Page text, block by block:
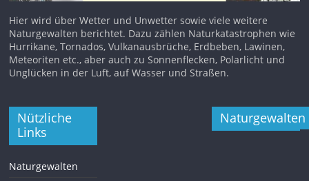
Hier wird über Wetter und Unwetter sowie viele weitere
Naturgewalten berichtet. Dazu zählen Naturkatastrophen wie
Hurrikane, Tornados, Vulkanausbrüche, Erdbeben, Lawinen,
Meteoriten etc., aber auch zu Sonnenflecken, Polarlicht und
Unglücken in der Luft, auf Wasser und Straßen.
Nützliche
Links
Naturgewalten
Naturgewalten